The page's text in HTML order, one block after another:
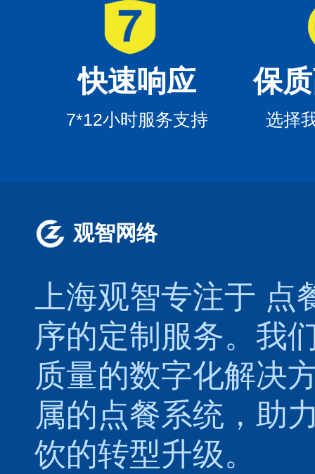
快速响应
7*12小时服务支持
保
选择
观智网络
上海观智专注于 点
序的定制服务。我
质量的数字化解决
属的点餐系统 ，助
饮的转型升级。